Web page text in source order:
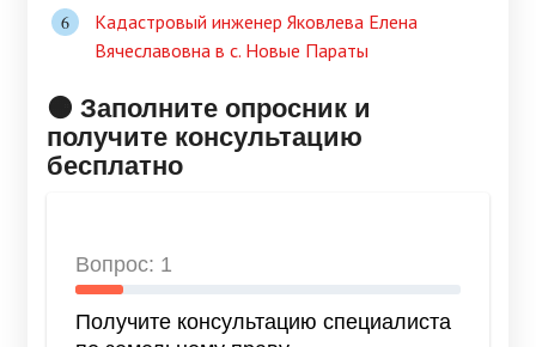
Кадастровый инженер Яковлева Елена
Вячеславовна в c. Новые Параты
🟠 Заполните опросник и
получите консультацию
бесплатно